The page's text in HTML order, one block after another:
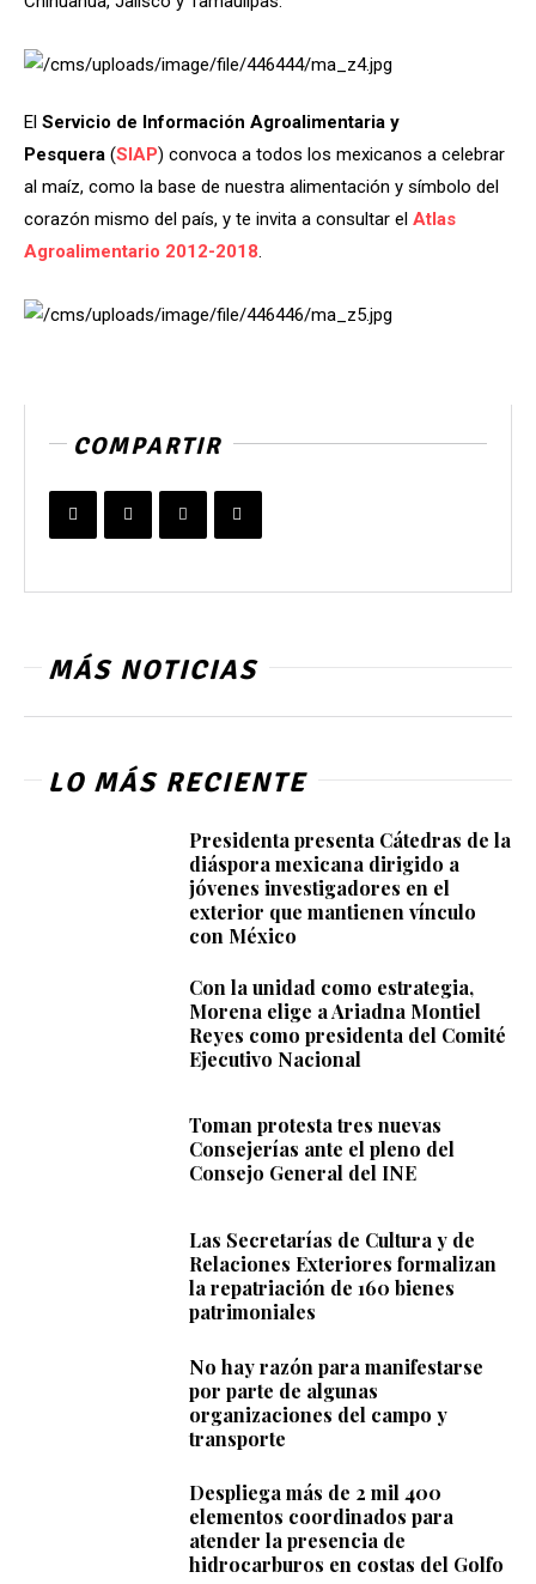
El Servicio de Información Agroalimentaria y
Pesquera (SIAP) convoca a todos los mexicanos a celebrar
al maíz, como la base de nuestra alimentación y símbolo del
corazón mismo del país, y te invita a consultar el Atlas
Agroalimentario 2012-2018.
COMPARTIR
MÁS NOTICIAS
LO MÁS RECIENTE
Presidenta presenta Cátedras de la
diáspora mexicana dirigido a
jóvenes investigadores en el
exterior que mantienen vínculo
con México
Con la unidad como estrategia,
Morena elige a Ariadna Montiel
Reyes como presidenta del Comité
Ejecutivo Nacional
Toman protesta tres nuevas
Consejerías ante el pleno del
Consejo General del INE
Las Secretarías de Cultura y de
Relaciones Exteriores formalizan
la repatriación de 160 bienes
patrimoniales
No hay razón para manifestarse
por parte de algunas
organizaciones del campo y
transporte
Despliega más de 2 mil 400
elementos coordinados para
atender la presencia de
hidrocarburos en costas del Golfo